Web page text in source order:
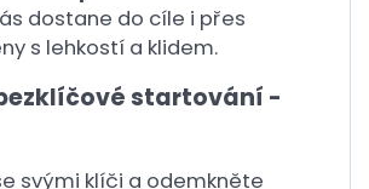
dostane do cíle i přes
s lehkostí a klidem.
startování -
svými klíči a odemkněte